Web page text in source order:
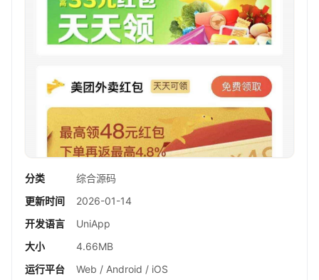
分类
综合源码
更新时间
2026-01-14
开发语言
UniApp
大小
4.66MB
运行平台
Web / Android / iOS